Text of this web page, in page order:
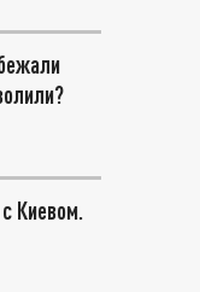
Киевом.